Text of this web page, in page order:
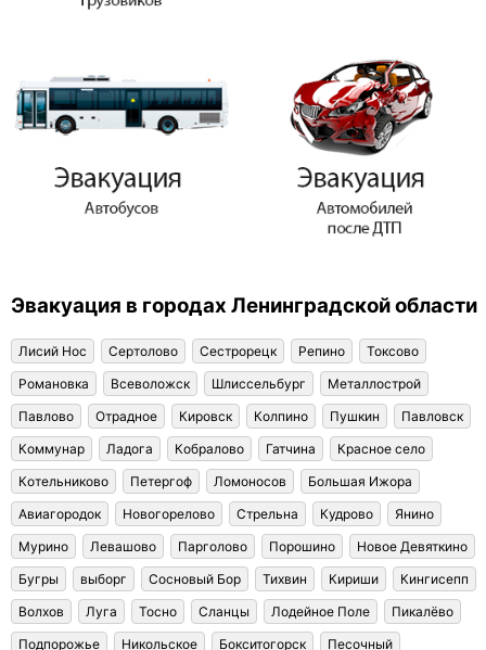
Эвакуация в городах Ленинградской области
Лисий Нос Сертолово Сестрорецк Репино
Токсово
Романовка
Всеволожск Шлиссельбург
Металлострой
Павлово
Отрадное Кировск Колпино Пушкин
Павловск
Коммунар
Ладога Кобралово Гатчина
Красное село
Котельниково
Петергоф Ломоносов
Большая Ижора
Авиагородок
Новогорелово Стрельна Кудрово
Янино
Мурино
Левашово Парголово Порошино
Новое Девяткино
Бугры
выборг Сосновый Бор Тихвин Кириши
Кингисепп
Волхов
Луга Тосно Сланцы Лодейное Поле
Пикалёво
Подпорожье
Никольское Бокситогорск Песочный